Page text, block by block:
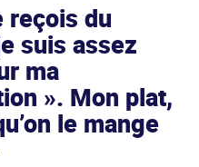
reçois du
suis assez
ma
». Mon plat,
le mange